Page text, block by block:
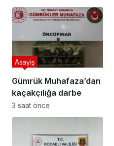
Gümrük Muhafaza’dan
kaçakçılığa darbe
Asayiş
3 saat önce